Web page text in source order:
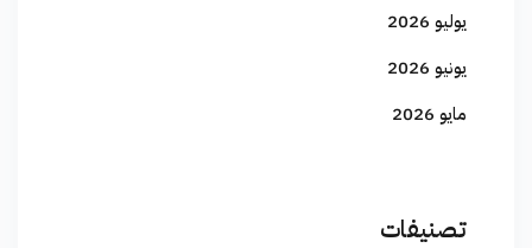
يوليو 2026
يونيو 2026
مايو 2026
تصنيفات